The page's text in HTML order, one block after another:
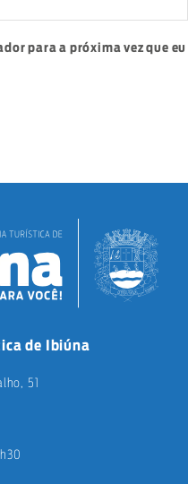
para a próxima vez que eu
de Ibiúna
51